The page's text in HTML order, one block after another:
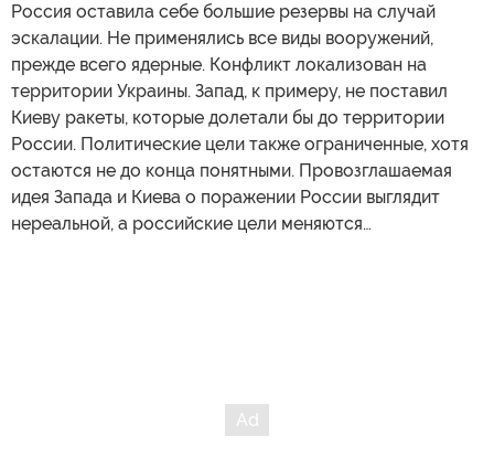
Россия оставила себе большие резервы на случай
эскалации. Не применялись все виды вооружений,
прежде всего ядерные. Конфликт локализован на
территории Украины. Запад, к примеру, не поставил
Киеву ракеты, которые долетали бы до территории
России. Политические цели также ограниченные, хотя
остаются не до конца понятными. Провозглашаемая
идея Запада и Киева о поражении России выглядит
нереальной, а российские цели меняются…